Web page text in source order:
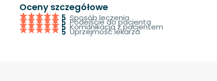
Oceny szczegółowe
5 Sposób leczenia
5 Podejście do pacjenta
5 Komunikacja z pacjentem
5 Uprzejmość lekarza